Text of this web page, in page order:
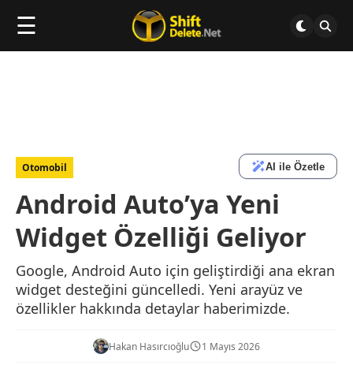
☰
Otomobil AI ile Özetle
Android Auto’ya Yeni
Widget Özelliği Geliyor
Google, Android Auto için geliştirdiği ana ekran
widget desteğini güncelledi. Yeni arayüz ve
özellikler hakkında detaylar haberimizde.
Hakan Hasırcıoğlu 1 Mayıs 2026